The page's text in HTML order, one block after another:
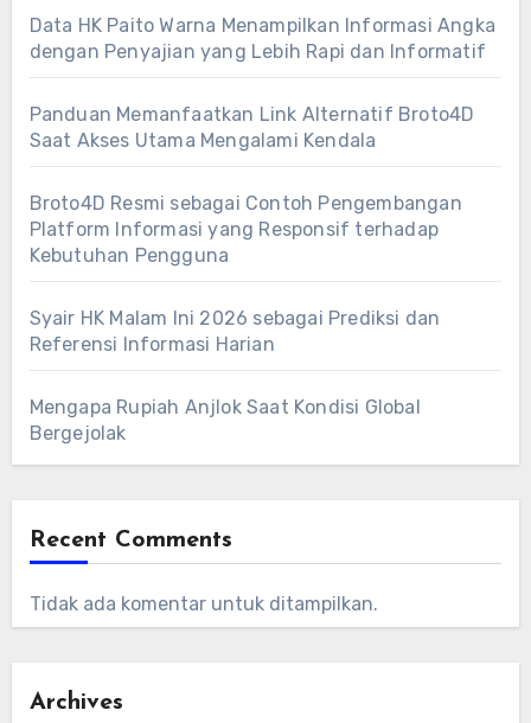
Data HK Paito Warna Menampilkan Informasi Angka
dengan Penyajian yang Lebih Rapi dan Informatif
Panduan Memanfaatkan Link Alternatif Broto4D
Saat Akses Utama Mengalami Kendala
Broto4D Resmi sebagai Contoh Pengembangan
Platform Informasi yang Responsif terhadap
Kebutuhan Pengguna
Syair HK Malam Ini 2026 sebagai Prediksi dan
Referensi Informasi Harian
Mengapa Rupiah Anjlok Saat Kondisi Global
Bergejolak
Recent Comments
Tidak ada komentar untuk ditampilkan.
Archives